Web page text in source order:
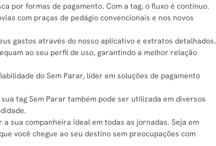
por formas de pagamento. Com a tag, o fluxo é contínuo.
com praças de pedágio convencionais e nos novos
gastos através do nosso aplicativo e extratos detalhados.
ao seu perfil de uso, garantindo a melhor relação
do Sem Parar, líder em soluções de pagamento
tag Sem Parar também pode ser utilizada em diversos
sua companheira ideal em todas as jornadas. Seja em
você chegue ao seu destino sem preocupações com